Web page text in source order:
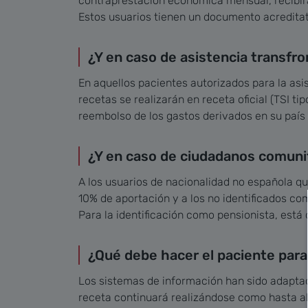
Estos usuarios tienen un documento
¿Y en caso de asistencia
En aquellos pacientes autorizados para la
recetas se realizarán en receta oficial (TSI
reembolso de los gastos derivados en su
¿Y en caso de ciudadanos
A los usuarios de nacionalidad no española
10% de aportación y a los no identificados
Para la identificación como pensionista,
¿Qué debe hacer el paciente
Los sistemas de información han sido
receta continuará realizándose como hasta